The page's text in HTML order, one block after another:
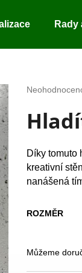
Rady
Průměrné
produktu
je
5
hvězdiček.
Díky tomuto
kreativní
nanášená
ROZMĚR
Můžeme
HLEDAT